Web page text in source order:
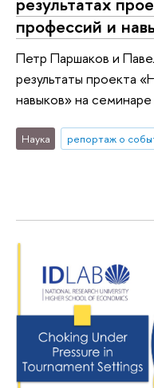
профессий и
Петр Паршаков и
результаты проекта
навыков» на
Наука репортаж о